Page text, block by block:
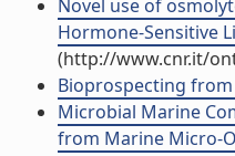
Novel use of
Hormone-Sensitive
(http://www.cnr.it/
Bioprospecting
Microbial Marine
from Marine Micro-